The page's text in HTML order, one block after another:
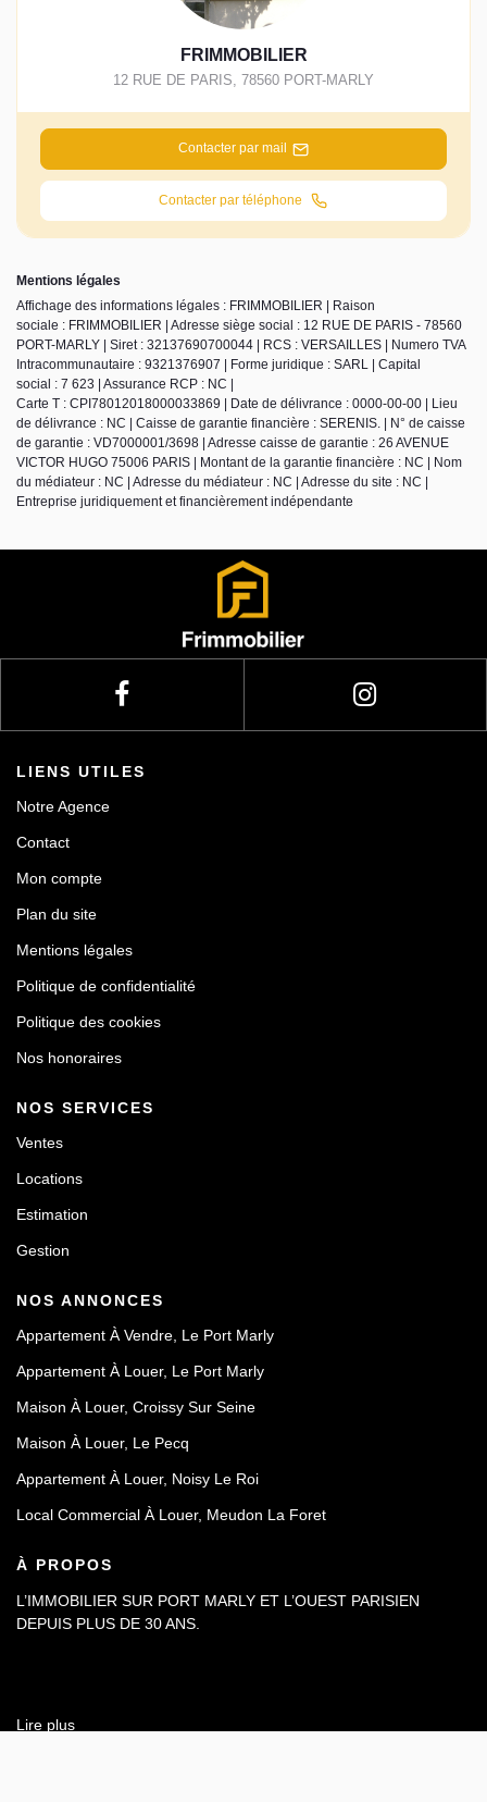
FRIMMOBILIER
12 RUE DE PARIS, 78560 PORT-MARLY
Contacter par mail
Contacter par téléphone
Mentions légales
Affichage des informations légales : FRIMMOBILIER | Raison
sociale : FRIMMOBILIER | Adresse siège social : 12 RUE DE PARIS - 78560
PORT-MARLY | Siret : 32137690700044 | RCS : VERSAILLES | Numero TVA
Intracommunautaire : 9321376907 | Forme juridique : SARL | Capital
social : 7 623 | Assurance RCP : NC |
Carte T : CPI78012018000033869 | Date de délivrance : 0000-00-00 | Lieu
de délivrance : NC | Caisse de garantie financière : SERENIS. | N° de caisse
de garantie : VD7000001/3698 | Adresse caisse de garantie : 26 AVENUE
VICTOR HUGO 75006 PARIS | Montant de la garantie financière : NC | Nom
du médiateur : NC | Adresse du médiateur : NC | Adresse du site : NC |
Entreprise juridiquement et financièrement indépendante
LIENS UTILES
Notre Agence
Contact
Mon compte
Plan du site
Mentions légales
Politique de confidentialité
Politique des cookies
Nos honoraires
NOS SERVICES
Ventes
Locations
Estimation
Gestion
NOS ANNONCES
Appartement À Vendre, Le Port Marly
Appartement À Louer, Le Port Marly
Maison À Louer, Croissy Sur Seine
Maison À Louer, Le Pecq
Appartement À Louer, Noisy Le Roi
Local Commercial À Louer, Meudon La Foret
À PROPOS
L’IMMOBILIER SUR PORT MARLY ET L’OUEST PARISIEN
DEPUIS PLUS DE 30 ANS.
Lire plus